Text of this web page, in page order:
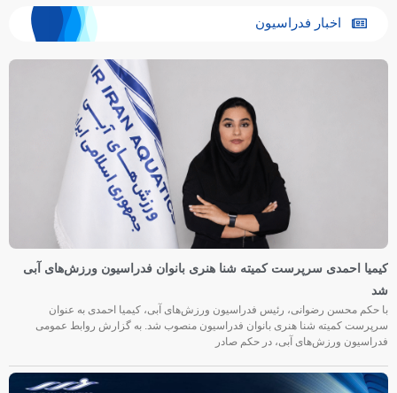
اخبار فدراسیون
کیمیا احمدی سرپرست کمیته شنا هنری بانوان فدراسیون ورزش‌های آبی
شد
با حکم محسن رضوانی، رئیس فدراسیون ورزش‌های آبی، کیمیا احمدی به عنوان
سرپرست کمیته شنا هنری بانوان فدراسیون منصوب شد. به گزارش روابط عمومی
فدراسیون ورزش‌های آبی، در حکم صادر